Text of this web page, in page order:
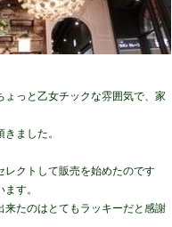
っと乙女チックな雰囲気で、家
ました。
クトして販売を始めたのです
す。
たのはとてもラッキーだと感謝